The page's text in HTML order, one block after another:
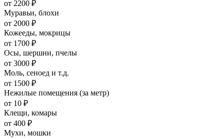
от 2200 ₽
Муравьи, блохи
от 2000 ₽
Кожееды, мокрицы
от 1700 ₽
Осы, шершни, пчелы
от 3000 ₽
Моль, сеноед и т.д.
от 1500 ₽
Нежилые помещения (за метр)
от 10 ₽
Клещи, комары
от 400 ₽
Мухи, мошки